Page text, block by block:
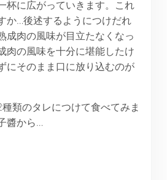
杯に広がっていきます。これ
か…後述するようにつけだれ
成肉の風味が目立たなくなっ
肉の風味を十分に堪能したけ
にそのまま口に放り込むのが
類のタレにつけて食べてみま
醬から…